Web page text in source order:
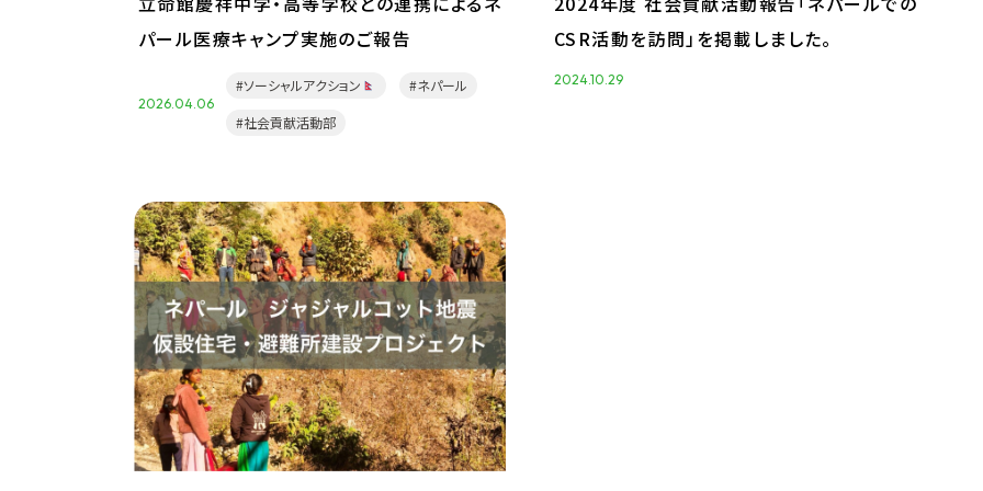
パール医療キャンプ実施のご報告
2026.04.06
#ソーシャルアクション
#ネパール
#社会貢献活動部
CSR活動を訪問」を掲載しました。
2024.10.29